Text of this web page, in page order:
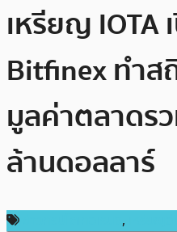
เหรียญ IOTA
Bitfinex ทำส
มูลค่าตลาดร
ล้านดอลลาร์
,